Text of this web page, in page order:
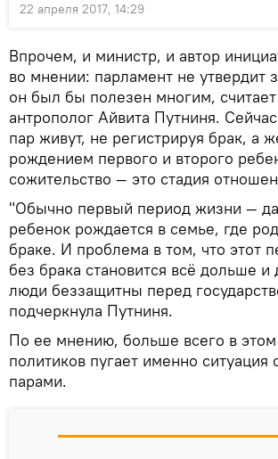
22 апреля 2017, 14:29
Впрочем, и министр, и автор
во мнении: парламент не утвердит
он был бы полезен многим,
антрополог Айвита Путниня.
пар живут, не регистрируя брак, а
рождением первого и второго
сожительство — это стадия
"Обычно первый период жизни —
ребенок рождается в семье, где
браке. И проблема в том, что этот
без брака становится всё дольше
люди беззащитны перед
подчеркнула Путниня.
По ее мнению, больше всего в этом
политиков пугает именно
парами.